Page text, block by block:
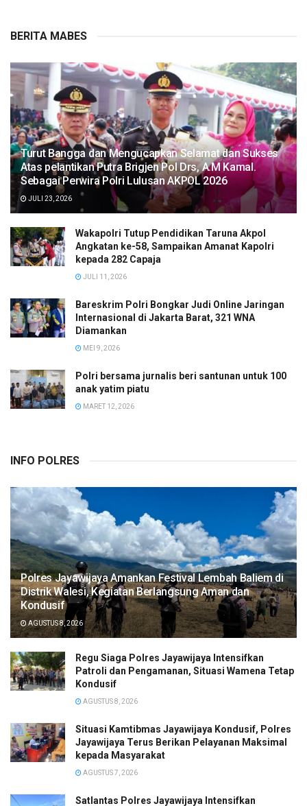
BERITA MABES
Turut Bangga dan Mengucapkan Selamat dan Sukses
Atas pelantikan Putra Brigjen Pol Drs, A.M Kamal.
Sebagai Perwira Polri Lulusan AKPOL 2026
JULI 23, 2026
Wakapolri Tutup Pendidikan Taruna Akpol
Angkatan ke-58, Sampaikan Amanat Kapolri
kepada 282 Capaja
JULI 11, 2026
Bareskrim Polri Bongkar Judi Online Jaringan
Internasional di Jakarta Barat, 321 WNA
Diamankan
MEI 9, 2026
Polri bersama jurnalis beri santunan untuk 100
anak yatim piatu
MARET 12, 2026
INFO POLRES
Polres Jayawijaya Amankan Festival Lembah Baliem di
Distrik Walesi, Kegiatan Berlangsung Aman dan
Kondusif
AGUSTUS 8, 2026
Regu Siaga Polres Jayawijaya Intensifkan
Patroli dan Pengamanan, Situasi Wamena Tetap
Kondusif
AGUSTUS 8, 2026
Situasi Kamtibmas Jayawijaya Kondusif, Polres
Jayawijaya Terus Berikan Pelayanan Maksimal
kepada Masyarakat
AGUSTUS 7, 2026
Satlantas Polres Jayawijaya Intensifkan